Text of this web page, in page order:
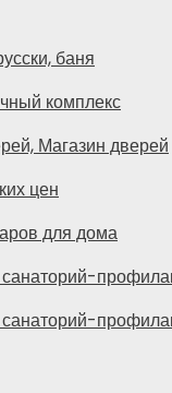
баня
комплекс
Магазин дверей
цен
для дома